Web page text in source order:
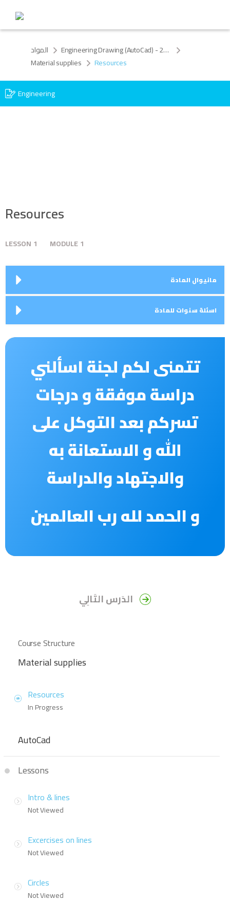
المواد
Engineering Drawing (AutoCad) - 2024
Material supplies
Resources
Engineering
Resources
LESSON 1 MODULE1
مانيوال المادة
اسئلة سنوات للمادة
تتمنى لكم لجنة اسألني
دراسة موفقة و درجات
تسركم بعد التوكل على
الله و الاستعانةبه
والاجتهاد والدراسة
والحمد لله رب العالمين
الدَرس التَالِي
Course Structure
Material supplies
Resources
In Progress
AutoCad
Lessons
Intro & lines
Not Viewed
Excercises on lines
Not Viewed
Circles
Not Viewed